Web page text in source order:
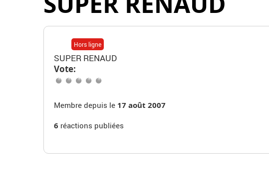
Hors ligne
SUPER RENAUD
Vote:
Membre depuis le 17 août 2007
6 réactions publiées